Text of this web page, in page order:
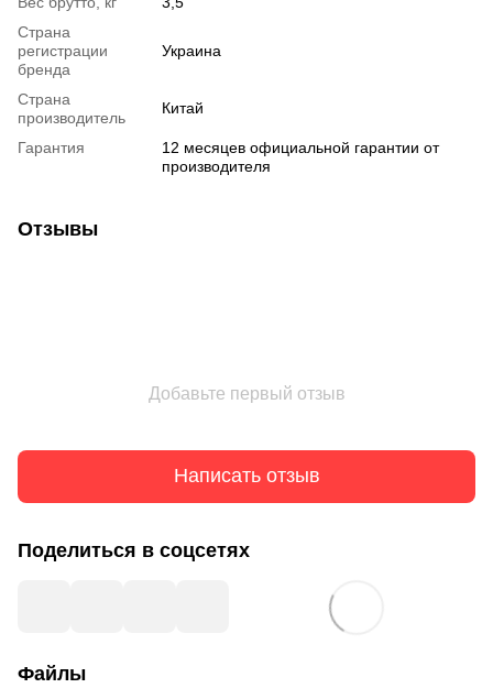
Страна
регистрации
бренда
Украина
Страна
производитель
Китай
Гарантия
12 месяцев официальной гарантии от
производителя
Отзывы
Добавьте первый отзыв
Написать отзыв
Поделиться в соцсетях
Файлы